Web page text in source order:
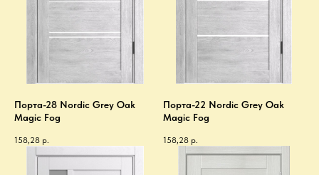
Порта-28 Nordic Grey Oak
Magic Fog
158,28 р.
Порта-22 Nordic Grey Oak
Magic Fog
158,28 р.